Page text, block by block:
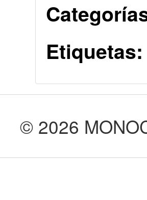
Etiquetas:
© 2026